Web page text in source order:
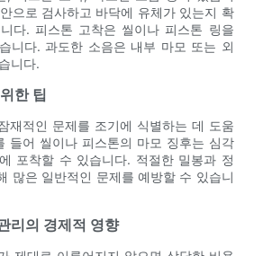
으로 검사하고 바닥에 유체가 있는지 확
다. 피스톤 고착은 씰이나 피스톤 링을
니다. 과도한 소음은 내부 마모 또는 외
니다.
한 팁
재적인 문제를 조기에 식별하는 데 도움
들어 씰이나 피스톤의 마모 징후는 심각
포착할 수 있습니다. 적절한 밀봉과 정
많은 일반적인 문제를 예방할 수 있습니
리의 경제적 영향